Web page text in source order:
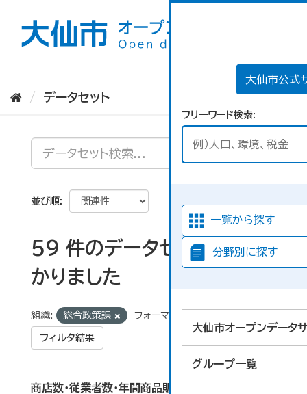
大仙市公式
フリーワード検索
一覧から探す
分野別に探す
大仙市オープンデータ
グループ一覧
データセット
並び順
59 件のデータセットが見つ
かりました
組織: 総合政策課 フォーマット:
フィルタ結果
商店数・従業者数・年間商品販売額の推移